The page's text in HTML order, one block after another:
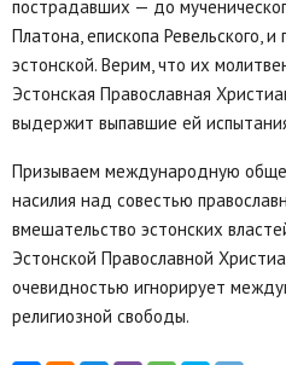
пострадавших — до
Платона, епископа Ревельского,
эстонской. Верим, что их
Эстонская Православная
выдержит выпавшие ей
Призываем международную
насилия над совестью
вмешательство эстонских
Эстонской Православной
очевидностью игнорирует
религиозной свободы.